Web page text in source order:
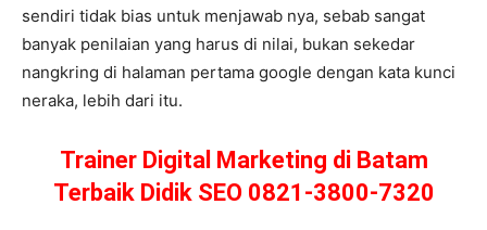
sendiri tidak bias untuk menjawab nya, sebab sangat
banyak penilaian yang harus di nilai, bukan sekedar
nangkring di halaman pertama google dengan kata kunci
neraka, lebih dari itu.
Trainer Digital Marketing di Batam
Terbaik Didik SEO 0821-3800-7320